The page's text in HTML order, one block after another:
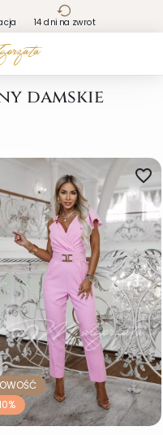
14 dni na zwrot
damskie
favorite_border